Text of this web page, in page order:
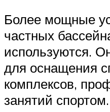
Более мощные
частных
используются.
для оснащения
комплексов,
занятий спортом.